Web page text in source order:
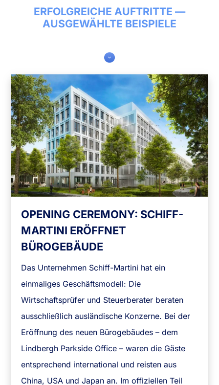
ERFOLGREICHE AUFTRITTE —
AUSGEWÄHLTE BEISPIELE
OPENING CEREMONY: SCHIFF-
MARTINI ERÖFFNET
BÜROGEBÄUDE​
Das Unternehmen Schiff-Martini hat ein
einmaliges Geschäftsmodell: Die
Wirtschaftsprüfer und Steuerberater beraten
ausschließlich ausländische Konzerne. Bei der
Eröffnung des neuen Bürogebäudes – dem
Lindbergh Parkside Office – waren die Gäste
entsprechend international und reisten aus
China, USA und Japan an. Im offiziellen Teil